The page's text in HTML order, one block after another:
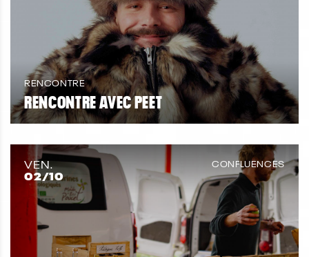
RENCONTRE
RENCONTRE AVEC PEET
VEN.
02/10
CONFLUENCES